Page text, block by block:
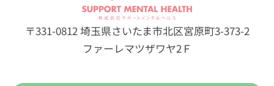
〒331-0812 埼玉県さいたま市北区宮原町3-373-2
ファーレマツザワヤ2Ｆ